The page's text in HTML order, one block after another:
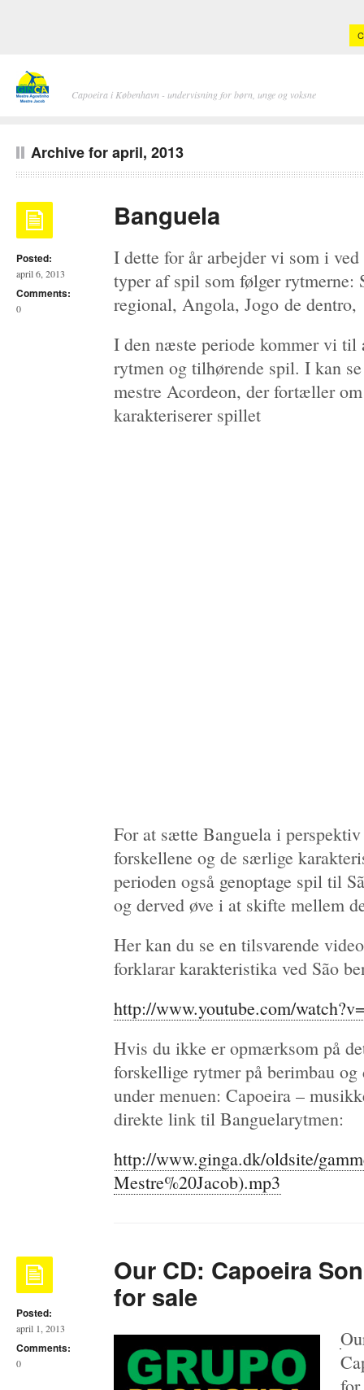
Capoeira i København - undervisning for børn, unge og voksne
Archive for april, 2013
Posted:
april 6, 2013
Comments:
0
Banguela
I dette for år arbejder vi som i
typer af spil som følger rytmerne:
regional, Angola, Jogo de
I den næste periode kommer vi til
rytmen og tilhørende spil. I kan
mestre Acordeon, der fortæller
karakteriserer spillet
For at sætte Banguela i
forskellene og de særlige
perioden også genoptage spil til
og derved øve i at skifte mellem
Her kan du se en tilsvarende
forklarar karakteristika ved São
http://www.youtube.com/
Hvis du ikke er opmærksom på
forskellige rytmer på berimbau
under menuen: Capoeira –
direkte link til Banguelarytmen:
http://www.ginga.dk/oldsite/
Mestre%20Jacob).mp3
Posted:
april 1, 2013
Comments:
0
Our CD: Capoeira
for sale